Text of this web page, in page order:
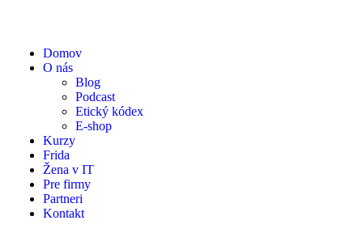
Domov
O nás
Blog
Podcast
Etický kódex
E-shop
Kurzy
Frida
Žena v IT
Pre firmy
Partneri
Kontakt